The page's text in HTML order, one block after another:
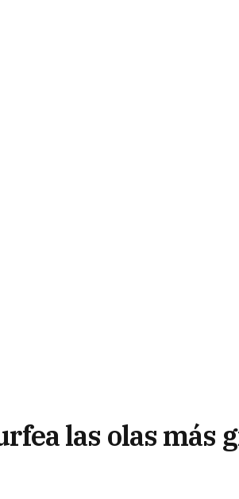
las olas más